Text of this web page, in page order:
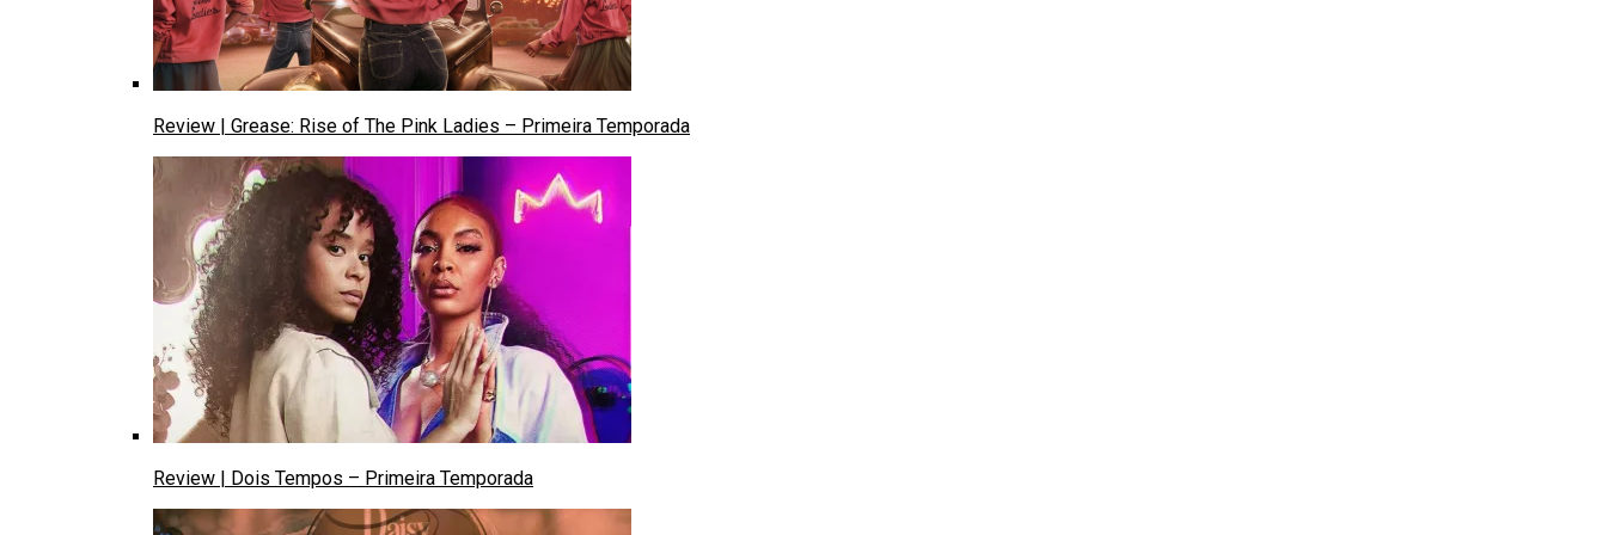
Review | Grease: Rise of The Pink Ladies – Primeira Temporada
Review | Dois Tempos – Primeira Temporada